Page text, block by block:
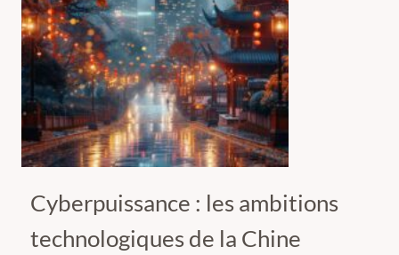
Cyberpuissance : les ambitions
technologiques de la Chine